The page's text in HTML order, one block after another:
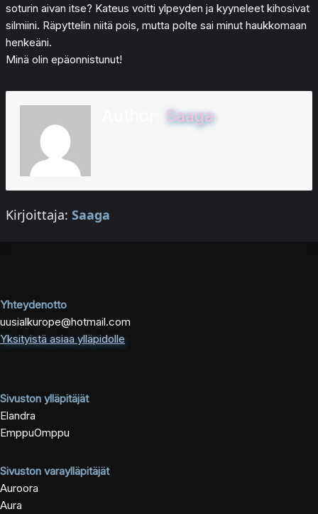
soturin aivan itse? Kateus voitti ylpeyden ja kyyneleet kihosivat
silmiini. Räpyttelin niitä pois, mutta polte sai minut haukkomaan
henkeäni.
Minä olin epäonnistunut!
Saaga
Kirjoittaja: Saaga
Yhteydenotto
uusialkurope@hotmail.com
Yksityistä asiaa ylläpidolle
Sivuston ylläpitäjät
Elandra
EmppuOmppu
Sivuston varaylläpitäjät
Auroora
Aura